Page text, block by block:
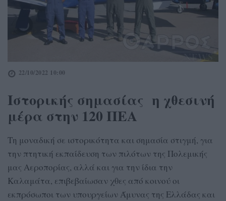
22/10/2022 10:00
Ιστορικής σημασίας η χθεσινή
μέρα στην 120 ΠΕΑ
Τη μοναδική σε ιστορικότητα και σημασία στιγμή, για
την πτητική εκπαίδευση των πιλότων της Πολεμικής
μας Αεροπορίας, αλλά και για την ίδια την
Καλαμάτα, επιβεβαίωσαν χθες από κοινού οι
εκπρόσωποι των υπουργείων Άμυνας της Ελλάδας και